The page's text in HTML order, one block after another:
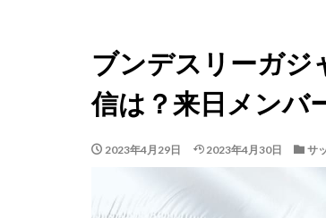
ブンデスリーガジ
信は？来日メンバ
2023年4月29日 2023年4月30日 サ